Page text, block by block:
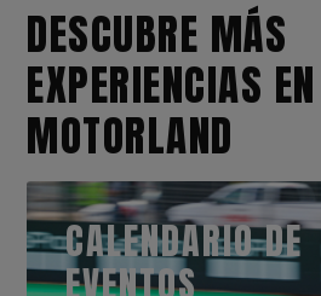
DESCUBRE MÁS
EXPERIENCIAS EN
MOTORLAND
CALENDARIO DE
EVENTOS